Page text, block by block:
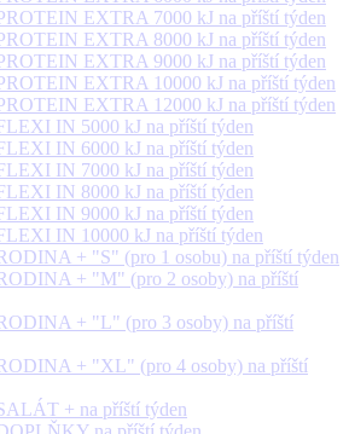
EXTRA 7000 kJ na příští týden
EXTRA 8000 kJ na příští týden
EXTRA 9000 kJ na příští týden
EXTRA 10000 kJ na příští týden
EXTRA 12000 kJ na příští týden
IN 5000 kJ na příští týden
IN 6000 kJ na příští týden
IN 7000 kJ na příští týden
IN 8000 kJ na příští týden
IN 9000 kJ na příští týden
IN 10000 kJ na příští týden
+ "S" (pro 1 osobu) na příští týden
+ "M" (pro 2 osoby) na příští
+ "L" (pro 3 osoby) na příští
+ "XL" (pro 4 osoby) na příští
+ na příští týden